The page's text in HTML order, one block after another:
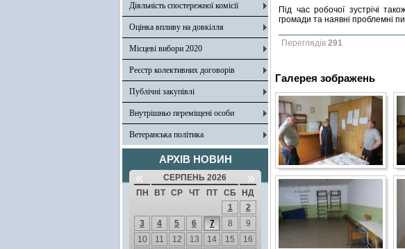
Діяльність спостережної комісії
Оцінка впливу на довкілля
Місцеві вибори 2020
Реєстр колективних договорів
Публічні закупівлі
Внутрішньо переміщені особи
Ветеранська політика
АРХІВ НОВИН
« СЕРПЕНЬ 2026 »
ПН ВТ СР ЧТ ПТ СБ
НД
1
2
3
4 5 6 7 8
9
10
11 12 13 14 15
16
Під час робочої зустрічі
громади та наявні проблемні
Переглядів 291
Галерея зображень